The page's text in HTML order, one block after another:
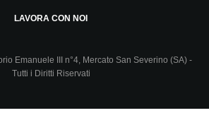
LAVORA CON NOI
Emanuele III n°4, Mercato San Severino (SA) -
Tutti i Diritti Riservati